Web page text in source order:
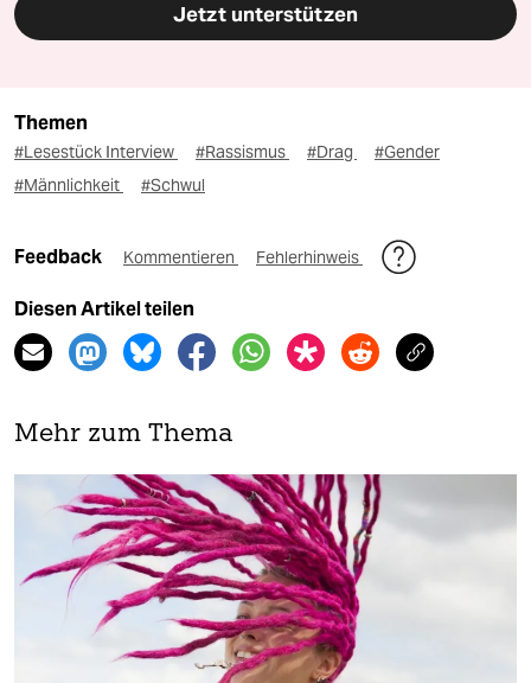
Jetzt unterstützen
Themen
#Lesestück Interview #Rassismus #Drag
#Gender
#Männlichkeit
#Schwul
Feedback Kommentieren Fehlerhinweis
Diesen Artikel teilen
Mehr zum Thema